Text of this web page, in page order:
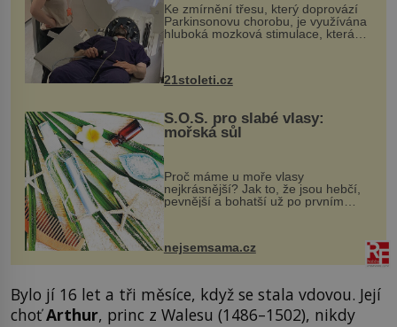
Ke zmírnění třesu, který doprovází
Parkinsonovu chorobu, je využívána
hluboká mozková stimulace, která
však vyžaduje vysoce invazivní
k dostatečně přesnému zacílení ...
21stoleti.cz
S.O.S. pro slabé vlasy:
mořská sůl
Proč máme u moře vlasy
nejkrásnější? Jak to, že jsou hebčí,
pevnější a bohatší už po prvním
vlasy. ...
nejsemsama.cz
Bylo jí 16 let a tři měsíce, když se stala vdovou. Její
choťArthur, princ z Walesu (1486–1502), nikdy